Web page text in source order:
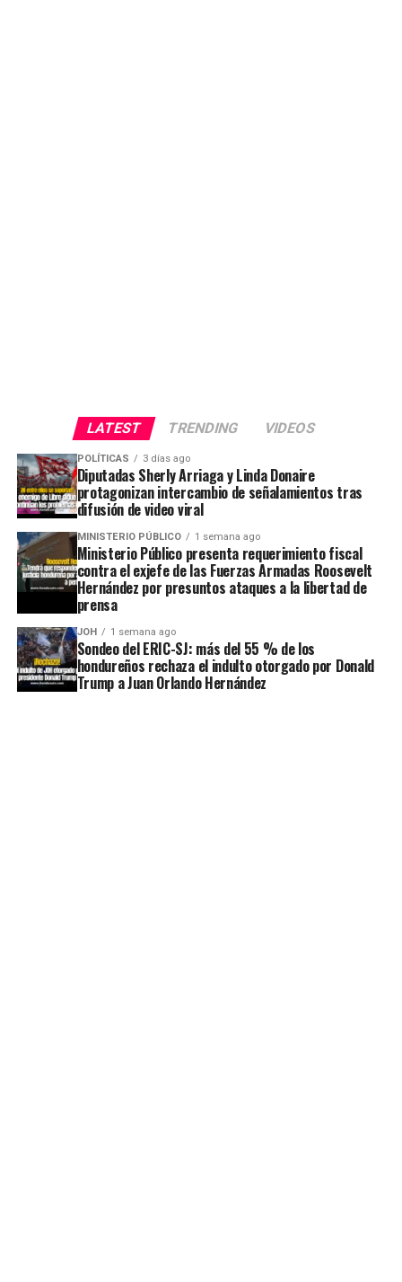
LATEST TRENDING VIDEOS
POLÍTICAS 3 días ago
Diputadas Sherly Arriaga y Linda Donaire
protagonizan intercambio de señalamientos tras
difusión de video viral
MINISTERIO PÚBLICO 1 semana ago
Ministerio Público presenta requerimiento fiscal
contra el exjefe de las Fuerzas Armadas Roosevelt
Hernández por presuntos ataques a la libertad de
prensa
JOH 1 semana ago
Sondeo del ERIC-SJ: más del 55 % de los
hondureños rechaza el indulto otorgado por Donald
Trump a Juan Orlando Hernández